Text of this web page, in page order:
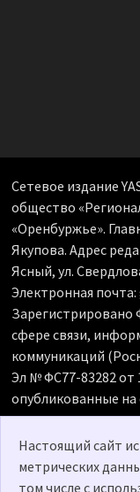
Сетевое издание
общество
«Оренбуржье».
Якупова. Адрес
Ясный, ул.
Электронная
Зарегистрировано
сфере связи,
коммуникаций
Эл № ФС77-83282 от
опубликованные на
соответствии с
использование
согласованию с
обязательна.
Настоящий сайт
метрических
том числе с